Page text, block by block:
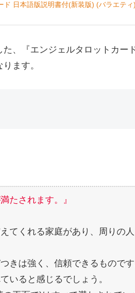
ド 日本語版説明書付(新装版) (バラエティ)
、『エンジェルタロットカー
ます。
たされます。』
てくれる家庭があり、周りの
きは強く、信頼できるものです
いると感じるでしょう。